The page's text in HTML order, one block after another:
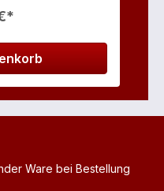
Ware bei Bestellung